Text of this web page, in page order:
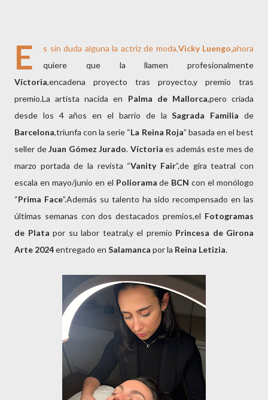
E s sin duda alguna la actriz de moda,Vicky Luengo,ahora
quiere que la llamen profesionalmente
Víctoria,encadena proyecto tras proyecto,y premio tras
premio.La artista nacida en Palma de Mallorca,pero criada
desde los 4 años en el barrio de laSagrada Familiade
Barcelona,triunfa con la serie “La Reina Roja” basada en el best
seller deJuan Gómez Jurado. Víctoria es además este mes de
marzo portada de la revista “Vanity Fair”,de gira teatral con
escala en mayo/junio en el Polioramade BCN con el monólogo
“Prima Face”.Además su talento ha sido recompensado en las
últimas semanas con dos destacados premios,el Fotogramas
de Plata por su labor teatral,y el premio Princesa de Girona
Arte 2024entregado en Salamanca por la Reina Letizia.